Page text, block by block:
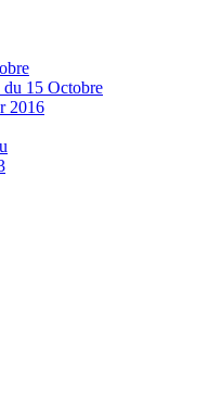
du 15 Octobre
2016